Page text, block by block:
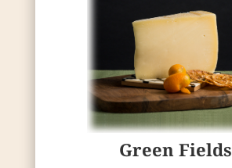
Green Fields